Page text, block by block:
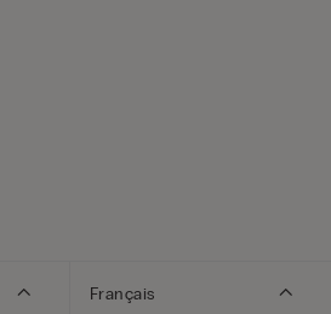
Français